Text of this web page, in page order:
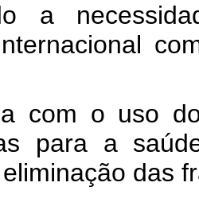
a
com o uso
para a
das